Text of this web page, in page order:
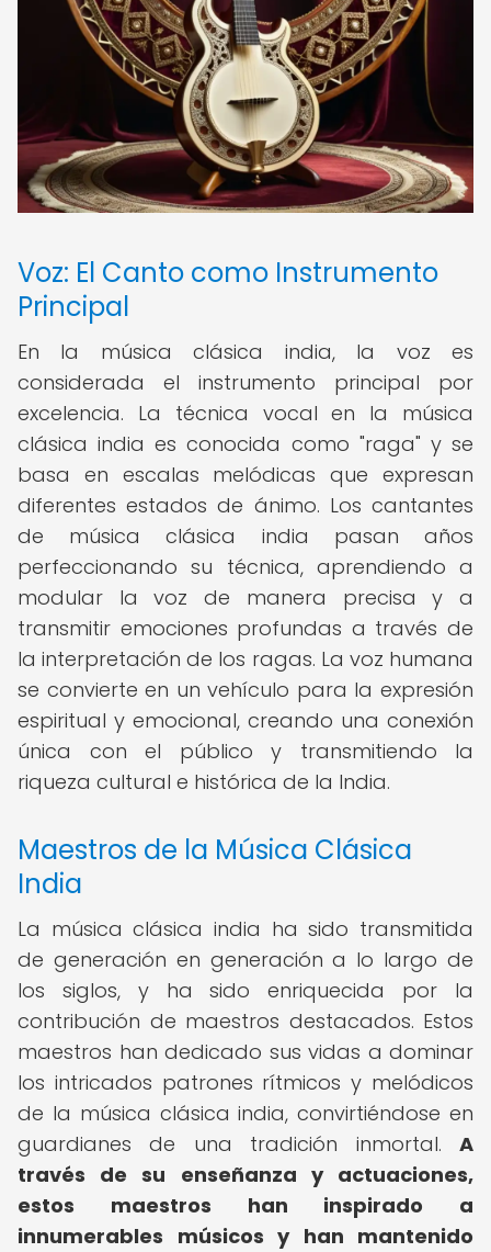
Voz: El Canto como Instrumento
Principal
En la música clásica india, la voz es
considerada el instrumento principal por
excelencia. La técnica vocal en la música
clásica india es conocida como "raga" y se
basa en escalas melódicas que expresan
diferentes estados de ánimo. Los cantantes
de música clásica india pasan años
perfeccionando su técnica, aprendiendo a
modular la voz de manera precisa y a
transmitir emociones profundas a través de
la interpretación de los ragas. La voz humana
se convierte en un vehículo para la expresión
espiritual y emocional, creando una conexión
única con el público y transmitiendo la
riqueza cultural e histórica de la India.
Maestros de la Música Clásica
India
La música clásica india ha sido transmitida
de generación en generación a lo largo de
los siglos, y ha sido enriquecida por la
contribución de maestros destacados. Estos
maestros han dedicado sus vidas a dominar
los intricados patrones rítmicos y melódicos
de la música clásica india, convirtiéndose en
guardianes de una tradición inmortal. A
través de su enseñanza y actuaciones,
estos maestros han inspirado a
innumerables músicos y han mantenido